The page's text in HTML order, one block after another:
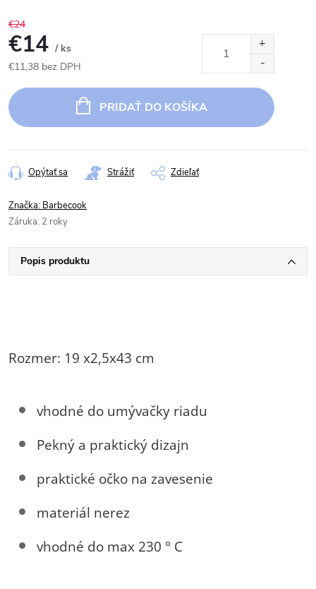
€24
€14 / ks
€11,38 bez DPH
cena:
PRIDAŤ DO KOŠÍKA
Opýtať sa Strážiť Zdieľať
Značka: Barbecook
Záruka: 2 roky
Popis produktu
Rozmer: 19 x2,5x43 cm
vhodné do umývačky riadu
Pekný a praktický dizajn
praktické očko na zavesenie
materiál nerez
vhodné do max 230 ° C